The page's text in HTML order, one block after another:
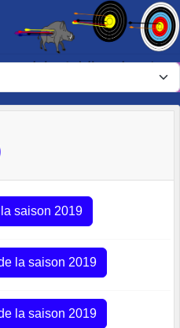
saison 2019
la saison 2019
la saison 2019